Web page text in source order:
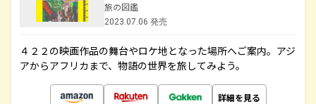
旅の図鑑
2023.07.06 発売
４２２の映画作品の舞台やロケ地となった場所へご案内。アジ
アからアフリカまで、物語の世界を旅してみよう。
詳細を見る